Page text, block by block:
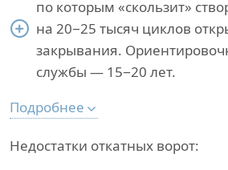
по которым «скользит»
на 20−25 тысяч циклов
закрывания.
службы — 15−20 лет.
Подробнее
Недостатки откатных ворот: